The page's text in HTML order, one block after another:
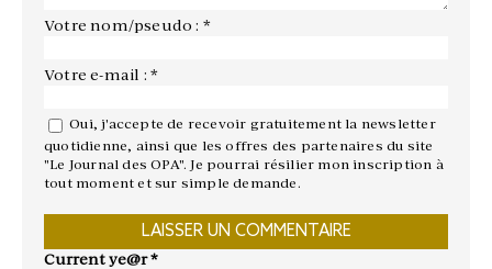
Votre nom/pseudo : *
Votre e-mail : *
Oui, j'accepte de recevoir gratuitement la newsletter
quotidienne, ainsi que les offres des partenaires du site
"Le Journal des OPA". Je pourrai résilier mon inscription à
tout moment et sur simple demande.
Current ye@r*